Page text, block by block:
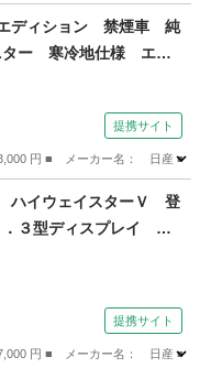
ディション 禁煙車 純
ター 寒冷地仕様 エマ
ロパイロット ＢＳ
ジタルミラー ワイヤ
ヒーター ＥＴＣ ドラ
提携サイト
円 ■ メーカー名： 日産
ハイウェイスターＶ 登
３型ディスプレイ 両
衝突被害軽減システ
ナーセンサー スマー
ＴＣ 純正１６インチ
提携サイト
円 ■ メーカー名： 日産 ■